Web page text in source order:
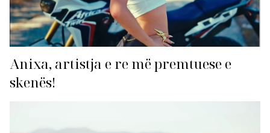
Anixa, artistja e re më premtuese e
skenës!